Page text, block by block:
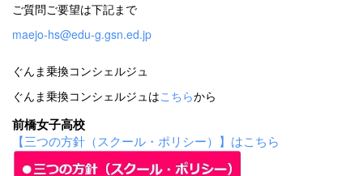
ご質問ご要望は下記まで
maejo-hs@edu-g.gsn.ed.jp
ぐんま乗換コンシェルジュ
ぐんま乗換コンシェルジュはこちらから
前橋女子高校
【三つの方針（スクール・ポリシー）】はこちら